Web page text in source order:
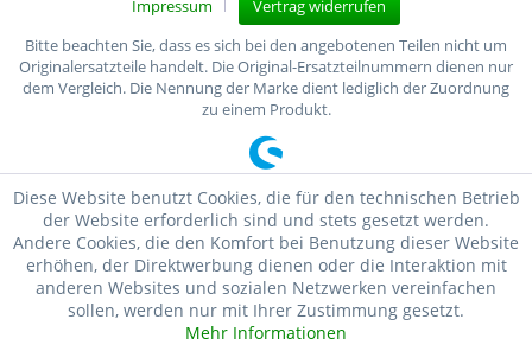
Impressum
Vertrag widerrufen
Bitte beachten Sie, dass es sich bei den angebotenen Teilen nicht um
Originalersatzteile handelt. Die Original-Ersatzteilnummern dienen nur
dem Vergleich. Die Nennung der Marke dient lediglich der Zuordnung
zu einem Produkt.
Diese Website benutzt Cookies, die für den technischen Betrieb
der Website erforderlich sind und stets gesetzt werden.
Andere Cookies, die den Komfort bei Benutzung dieser Website
erhöhen, der Direktwerbung dienen oder die Interaktion mit
anderen Websites und sozialen Netzwerken vereinfachen
sollen, werden nur mit Ihrer Zustimmung gesetzt.
Mehr Informationen